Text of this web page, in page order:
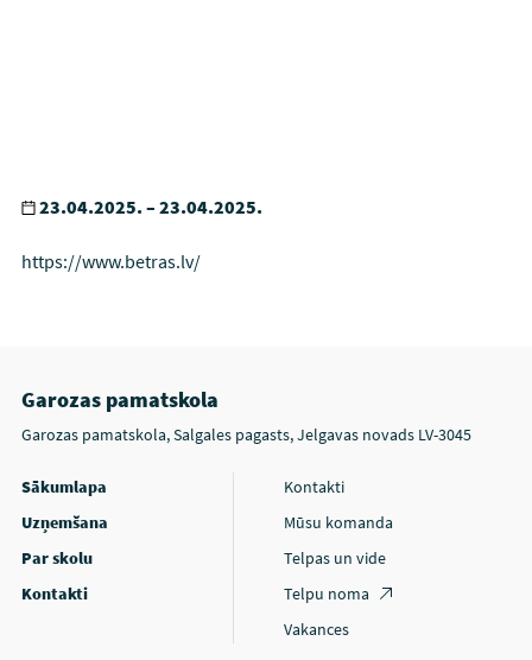
23.04.2025. – 23.04.2025.
https://www.betras.lv/
Garozas pamatskola
Garozas pamatskola, Salgales pagasts, Jelgavas novads LV-3045
Sākumlapa
Uzņemšana
Par skolu
Kontakti
Kontakti
Mūsu komanda
Telpas un vide
Telpu noma
Vakances